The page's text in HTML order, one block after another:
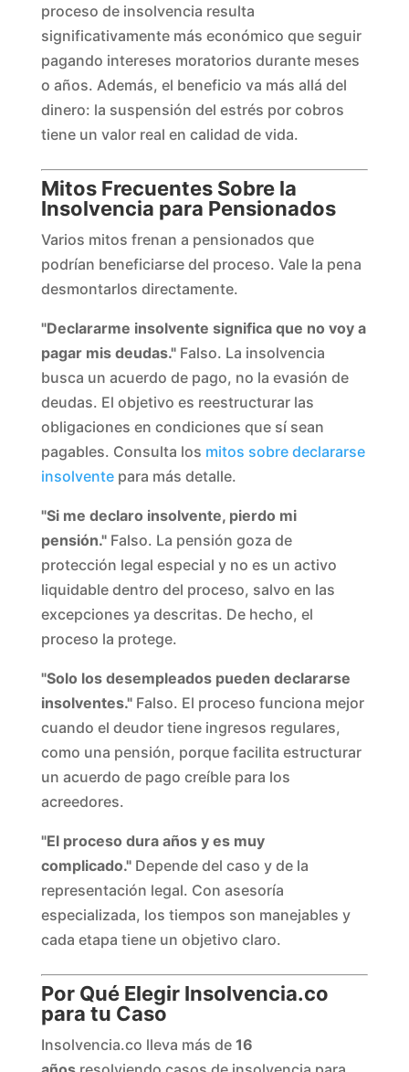
proceso de insolvencia resulta
significativamente más económico que seguir
pagando intereses moratorios durante meses
o años. Además, el beneficio va más allá del
dinero: la suspensión del estrés por cobros
tiene un valor real en calidad de vida.
Mitos Frecuentes Sobre la
Insolvencia para Pensionados
Varios mitos frenan a pensionados que
podrían beneficiarse del proceso. Vale la pena
desmontarlos directamente.
"Declararme insolvente significa que no voy a
pagar mis deudas."Falso. La insolvencia
busca un acuerdo de pago, no la evasión de
deudas. El objetivo es reestructurar las
obligaciones en condiciones que sí sean
pagables. Consulta los mitos sobre declararse
insolventepara más detalle.
"Si me declaro insolvente, pierdo mi
pensión."Falso. La pensión goza de
protección legal especial y no es un activo
liquidable dentro del proceso, salvo en las
excepciones ya descritas. De hecho, el
proceso la protege.
"Solo los desempleados pueden declararse
insolventes."Falso. El proceso funciona mejor
cuando el deudor tiene ingresos regulares,
como una pensión, porque facilita estructurar
un acuerdo de pago creíble para los
acreedores.
"El proceso dura años y es muy
complicado."Depende del caso y de la
representación legal. Con asesoría
especializada, los tiempos son manejables y
cada etapa tiene un objetivo claro.
Por Qué Elegir Insolvencia.co
para tu Caso
Insolvencia.co lleva más de 16